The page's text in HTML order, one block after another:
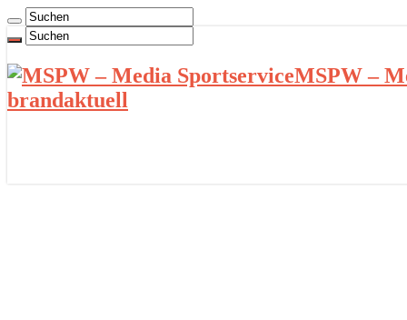
MSPW –
brandaktuell